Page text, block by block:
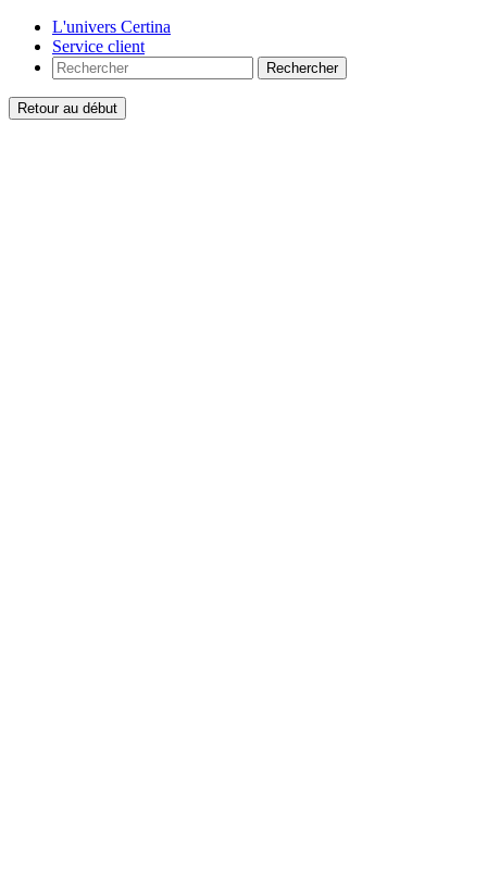
L'univers Certina
Service client
Rechercher
Retour au début